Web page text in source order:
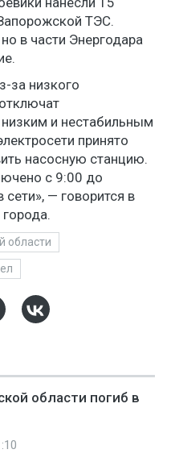
ТЭС.
в части Энергодара
за низкого
и нестабильным
принято
насосную станцию.
с 9:00 до
— говорится в
области
области погиб в